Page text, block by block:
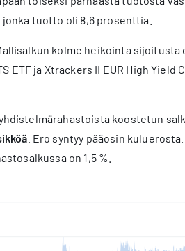
jonka tuotto oli 8,6 prosenttia.
kolme heikointa sijoitusta
ETF ja Xtrackers II EUR High Yield
koostetun
. Ero syntyy pääosin
on 1,5 %.